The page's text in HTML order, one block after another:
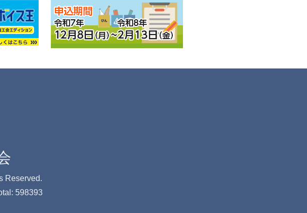
Reserved.
598393